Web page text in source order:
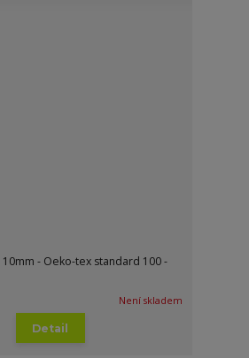
- Oeko-tex standard 100 -
Není skladem
Detail